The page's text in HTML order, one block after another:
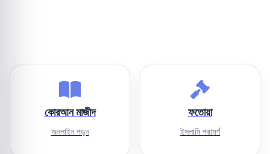
কোরআন মাজীদ
অনলাইন পড়ুন
ফতোয়া
ইসলামি পরামর্শ